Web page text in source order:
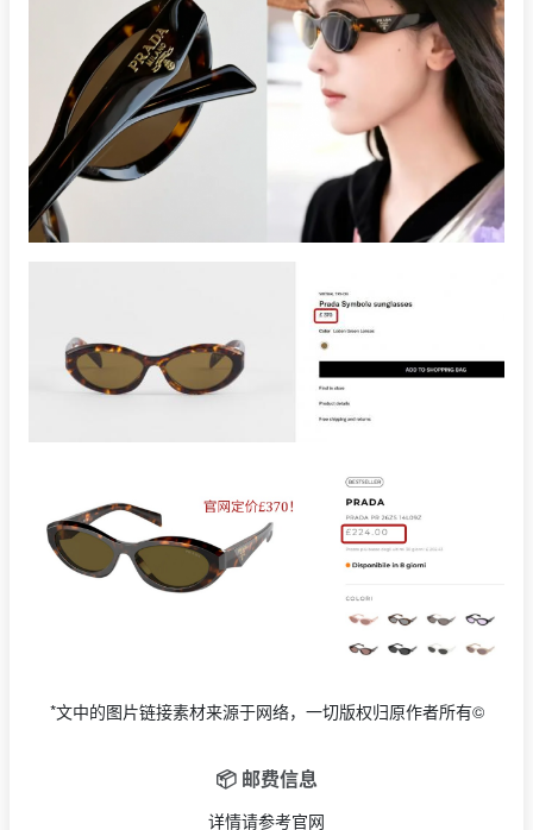
*文中的图片链接素材来源于网络，一切版权归原作者所有©
📦 邮费信息
详情请参考官网